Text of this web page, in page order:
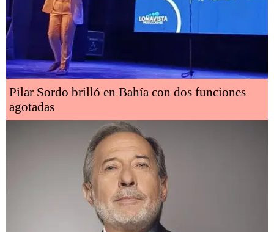
Pilar Sordo brilló en Bahía con dos funciones
agotadas